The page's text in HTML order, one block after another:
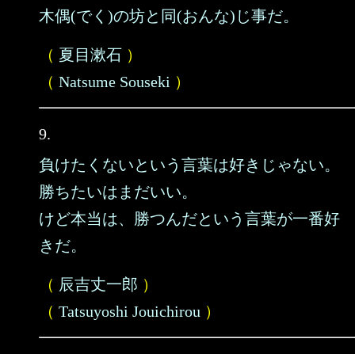
木偶(でく)の坊と同(おんな)じ事だ。
（ 夏目漱石 ）
（ Natsume Souseki ）
9.
負けたくないという言葉は好きじゃない。
勝ちたいはまだいい。
けど本当は、勝つんだという言葉が一番好
きだ。
（ 辰吉丈一郎 ）
（ Tatsuyoshi Jouichirou ）